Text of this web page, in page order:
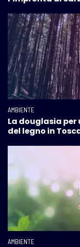
AMBIENTE
La douglasia
del legno in
AMBIENTE